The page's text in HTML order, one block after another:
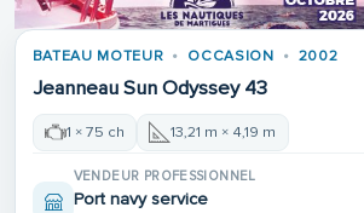
BATEAU MOTEUR OCCASION 2002
Jeanneau Sun Odyssey 43
1 × 75 ch 13,21 m × 4,19 m
VENDEUR PROFESSIONNEL
Port navy service